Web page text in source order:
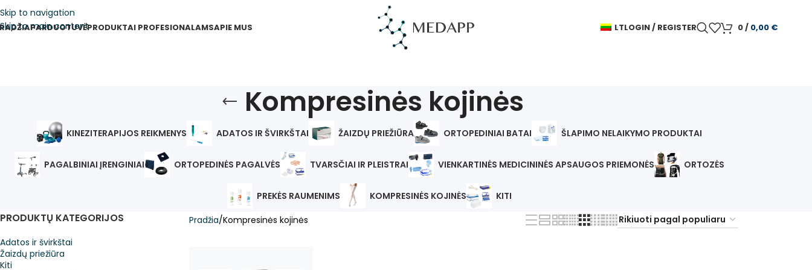
Skip to navigation
Skip to main content
PARDUOTUVĖPRODUKTAI PROFESIONALAMSAPIE MUS LTLOGIN / REGISTER 0/ 0,00 €
Kompresinės kojinės
KINEZITERAPIJOS REIKMENYS ADATOS IR ŠVIRKŠTAI ŽAIZDŲ PRIEŽIŪRA ORTOPEDINIAI BATAI ŠLAPIMO NELAIKYMO PRODUKTAI
PAGALBINIAI ĮRENGINIAI ORTOPEDINĖS PAGALVĖS TVARSČIAI IR PLEISTRAI VIENKARTINĖS MEDICININĖS APSAUGOS PRIEMONĖS ORTOZĖS
PREKĖS RAUMENIMS KOMPRESINĖS KOJINĖS KITI
PRODUKTŲ KATEGORIJOS
Adatos ir švirkštai
Žaizdų priežiūra
Kiti
Pradžia Kompresinės kojinės